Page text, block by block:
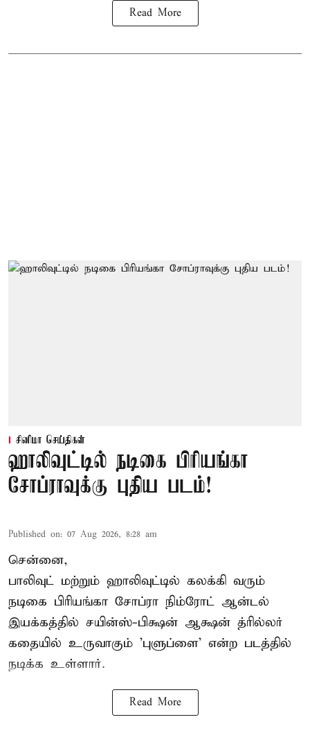
Read More
சினிமா செய்திகள்
ஹாலிவுட்டில் நடிகை பிரியங்கா
சோப்ராவுக்கு புதிய படம்!
Published on: 07 Aug 2026, 8:28 am
சென்னை,
பாலிவுட் மற்றும் ஹாலிவுட்டில் கலக்கி வரும்
நடிகை பிரியங்கா சோப்ரா நிம்ரோட் ஆன்டல்
இயக்கத்தில் சயின்ஸ்-பிக்ஷன் ஆக்ஷன் த்ரில்லர்
கதையில் உருவாகும் 'புளுப்ளை' என்ற படத்தில்
நடிக்க உள்ளார்.
Read More